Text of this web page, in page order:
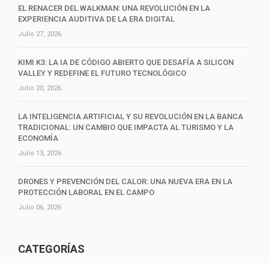
EL RENACER DEL WALKMAN: UNA REVOLUCIÓN EN LA
EXPERIENCIA AUDITIVA DE LA ERA DIGITAL
Julio 27, 2026
KIMI K3: LA IA DE CÓDIGO ABIERTO QUE DESAFÍA A SILICON
VALLEY Y REDEFINE EL FUTURO TECNOLÓGICO
Julio 20, 2026
LA INTELIGENCIA ARTIFICIAL Y SU REVOLUCIÓN EN LA BANCA
TRADICIONAL: UN CAMBIO QUE IMPACTA AL TURISMO Y LA
ECONOMÍA
Julio 13, 2026
DRONES Y PREVENCIÓN DEL CALOR: UNA NUEVA ERA EN LA
PROTECCIÓN LABORAL EN EL CAMPO
Julio 06, 2026
CATEGORÍAS